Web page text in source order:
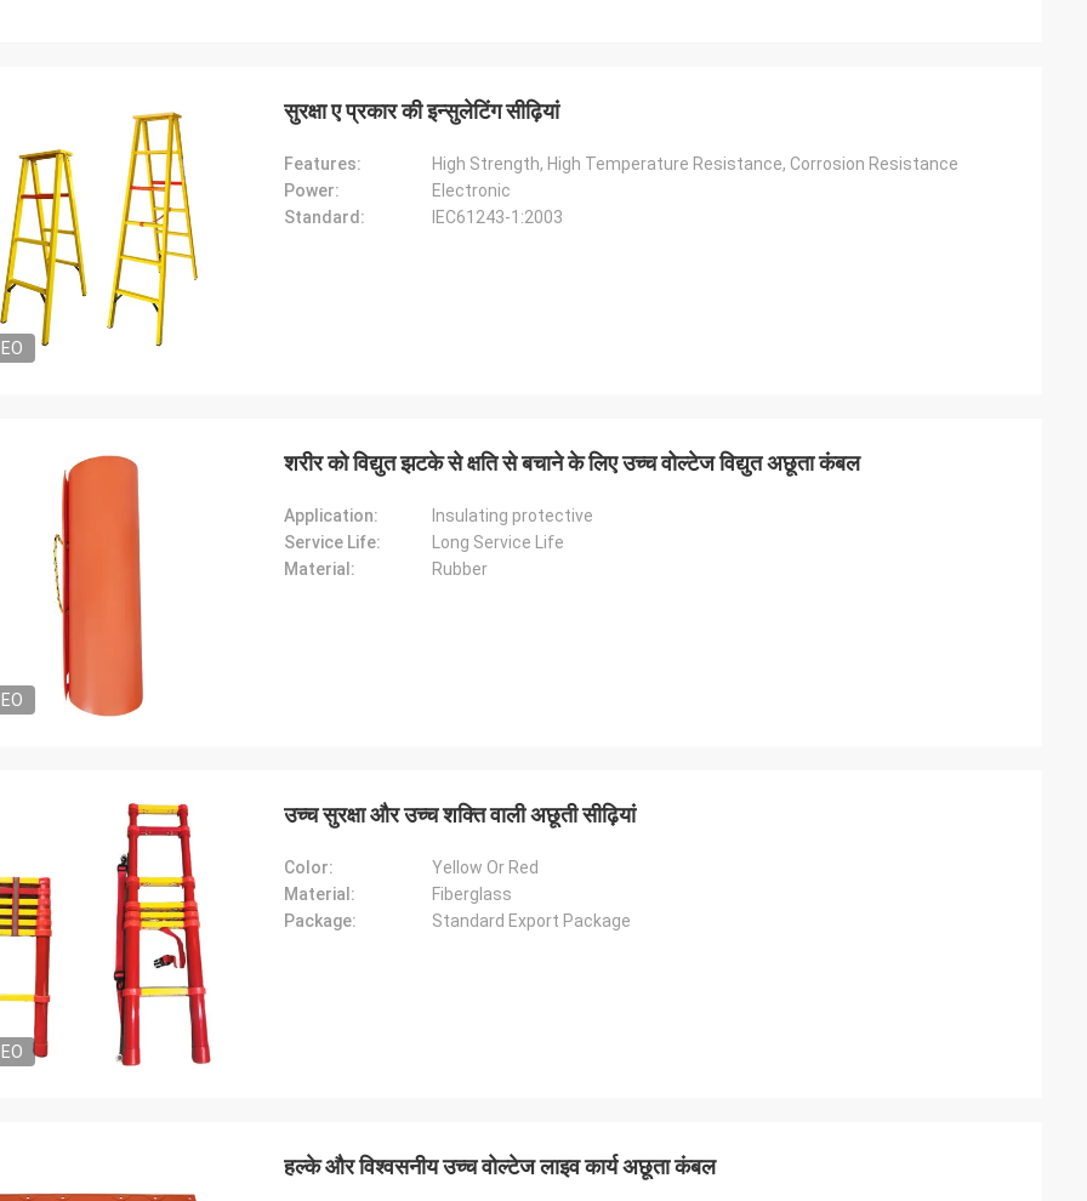
सुरक्षा ए प्रकार की इन्सुलेटिंग सीढ़ियां
Features:
High Strength, High Temperature Resistance, Corrosion Resistance
Power:
Electronic
Standard:
IEC61243-1:2003
शरीर को विद्युत झटके से क्षति से बचाने के लिए उच्च वोल्टेज विद्युत अछूता कंबल
Application:
Insulating protective
Service Life:
Long Service Life
Material:
Rubber
उच्च सुरक्षा और उच्च शक्ति वाली अछूती सीढ़ियां
Color:
Yellow Or Red
Material:
Fiberglass
Package:
Standard Export Package
हल्के और विश्वसनीय उच्च वोल्टेज लाइव कार्य अछूता कंबल